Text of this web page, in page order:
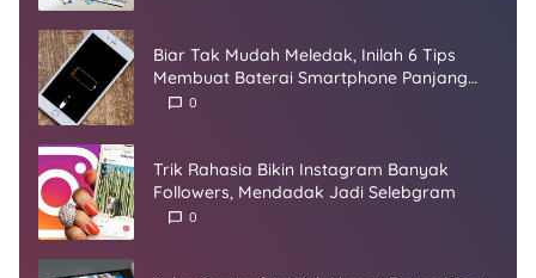
Biar Tak Mudah Meledak, Inilah 6 Tips
Membuat Baterai Smartphone Panjang
Umur
0
Trik Rahasia Bikin Instagram Banyak
Followers, Mendadak Jadi Selebgram
0